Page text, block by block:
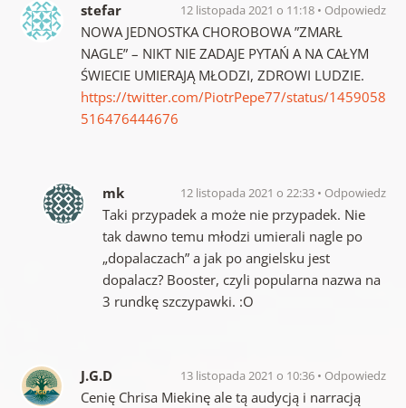
stefar 12 listopada 2021 o 11:18 Odpowiedz
NOWA JEDNOSTKA CHOROBOWA ”ZMARŁ
NAGLE” – NIKT NIE ZADAJE PYTAŃ A NA CAŁYM
ŚWIECIE UMIERAJĄ MŁODZI, ZDROWI LUDZIE.
https://twitter.com/PiotrPepe77/status/1459058
516476444676
mk 12 listopada 2021 o 22:33 Odpowiedz
Taki przypadek a może nie przypadek. Nie
tak dawno temu młodzi umierali nagle po
„dopalaczach” a jak po angielsku jest
dopalacz? Booster, czyli popularna nazwa na
3 rundkę szczypawki. :O
J.G.D 13 listopada 2021 o 10:36 Odpowiedz
Cenię Chrisa Miekinę ale tą audycją i narracją